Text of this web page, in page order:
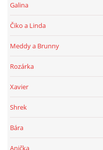
Galina
Čiko a Linda
Meddy a Brunny
Rozárka
Xavier
Shrek
Bára
Anička